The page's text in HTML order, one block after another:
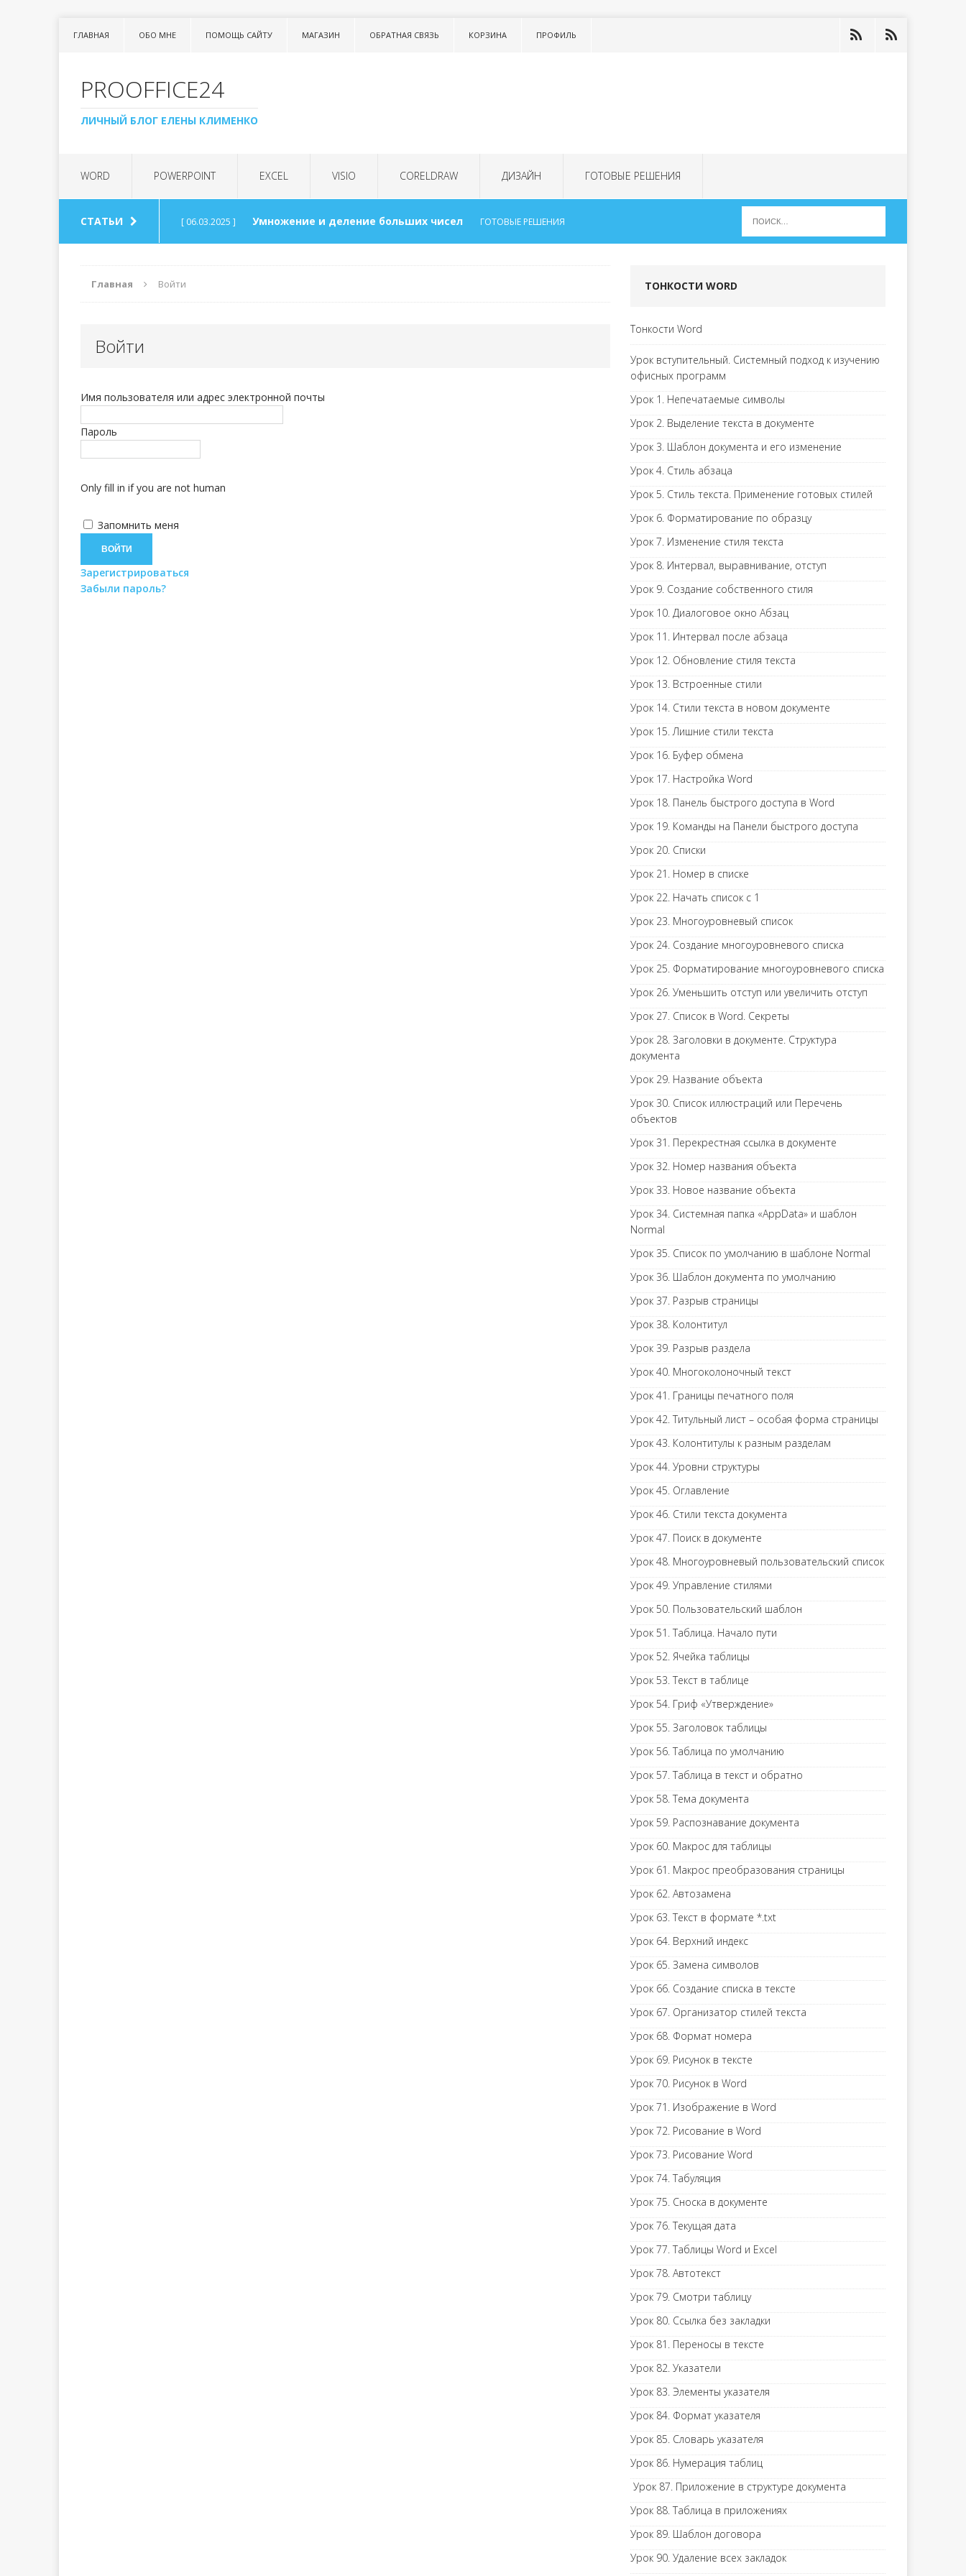
ГЛАВНАЯ ОБО МНЕ ПОМОЩЬ САЙТУ МАГАЗИН ОБРАТНАЯ СВЯЗЬ КОРЗИНА ПРОФИЛЬ
PROOFFICE24
ЛИЧНЫЙ БЛОГ ЕЛЕНЫ КЛИМЕНКО
WORD POWERPOINT EXCEL VISIO CORELDRAW ДИЗАЙН ГОТОВЫЕ РЕШЕНИЯ
СТАТЬИ [ 06.03.2025 ] Умножение и деление больших чисел ГОТОВЫЕ РЕШЕНИЯ
[ 06.03.2025 ] Урок 99. Список в тексте LISTNUM ТОНКОСТИ WORD
[ 03.03.2024 ] Урок 97. Выравнивание оглавления
Главная Войти
Войти
Имя пользователя или адрес электронной почты
Пароль
Only fill in if you are not human
Запомнить меня
Зарегистрироваться
Забыли пароль?
ТОНКОСТИ WORD
Тонкости Word
Урок вступительный. Системный подход к изучению
офисных программ
Урок 1. Непечатаемые символы
Урок 2. Выделение текста в документе
Урок 3. Шаблон документа и его изменение
Урок 4. Стиль абзаца
Урок 5. Стиль текста. Применение готовых стилей
Урок 6. Форматирование по образцу
Урок 7. Изменение стиля текста
Урок 8. Интервал, выравнивание, отступ
Урок 9. Создание собственного стиля
Урок 10. Диалоговое окно Абзац
Урок 11. Интервал после абзаца
Урок 12. Обновление стиля текста
Урок 13. Встроенные стили
Урок 14. Стили текста в новом документе
Урок 15. Лишние стили текста
Урок 16. Буфер обмена
Урок 17. Настройка Word
Урок 18. Панель быстрого доступа в Word
Урок 19. Команды на Панели быстрого доступа
Урок 20. Списки
Урок 21. Номер в списке
Урок 22. Начать список с 1
Урок 23. Многоуровневый список
Урок 24. Создание многоуровневого списка
Урок 25. Форматирование многоуровневого списка
Урок 26. Уменьшить отступ или увеличить отступ
Урок 27. Список в Word. Секреты
Урок 28. Заголовки в документе. Структура
документа
Урок 29. Название объекта
Урок 30. Список иллюстраций или Перечень
объектов
Урок 31. Перекрестная ссылка в документе
Урок 32. Номер названия объекта
Урок 33. Новое название объекта
Урок 34. Системная папка «AppData» и шаблон
Normal
Урок 35. Список по умолчанию в шаблоне Normal
Урок 36. Шаблон документа по умолчанию
Урок 37. Разрыв страницы
Урок 38. Колонтитул
Урок 39. Разрыв раздела
Урок 40. Многоколоночный текст
Урок 41. Границы печатного поля
Урок 42. Титульный лист – особая форма страницы
Урок 43. Колонтитулы к разным разделам
Урок 44. Уровни структуры
Урок 45. Оглавление
Урок 46. Стили текста документа
Урок 47. Поиск в документе
Урок 48. Многоуровневый пользовательский список
Урок 49. Управление стилями
Урок 50. Пользовательский шаблон
Урок 51. Таблица. Начало пути
Урок 52. Ячейка таблицы
Урок 53. Текст в таблице
Урок 54. Гриф «Утверждение»
Урок 55. Заголовок таблицы
Урок 56. Таблица по умолчанию
Урок 57. Таблица в текст и обратно
Урок 58. Тема документа
Урок 59. Распознавание документа
Урок 60. Макрос для таблицы
Урок 61. Макрос преобразования страницы
Урок 62. Автозамена
Урок 63. Текст в формате *.txt
Урок 64. Верхний индекс
Урок 65. Замена символов
Урок 66. Создание списка в тексте
Урок 67. Организатор стилей текста
Урок 68. Формат номера
Урок 69. Рисунок в тексте
Урок 70. Рисунок в Word
Урок 71. Изображение в Word
Урок 72. Рисование в Word
Урок 73. Рисование Word
Урок 74. Табуляция
Урок 75. Сноска в документе
Урок 76. Текущая дата
Урок 77. Таблицы Word и Excel
Урок 78. Автотекст
Урок 79. Смотри таблицу
Урок 80. Ссылка без закладки
Урок 81. Переносы в тексте
Урок 82. Указатели
Урок 83. Элементы указателя
Урок 84. Формат указателя
Урок 85. Словарь указателя
Урок 86. Нумерация таблиц
Урок 87. Приложение в структуре документа
Урок 88. Таблица в приложениях
Урок 89. Шаблон договора
Урок 90. Удаление всех закладок